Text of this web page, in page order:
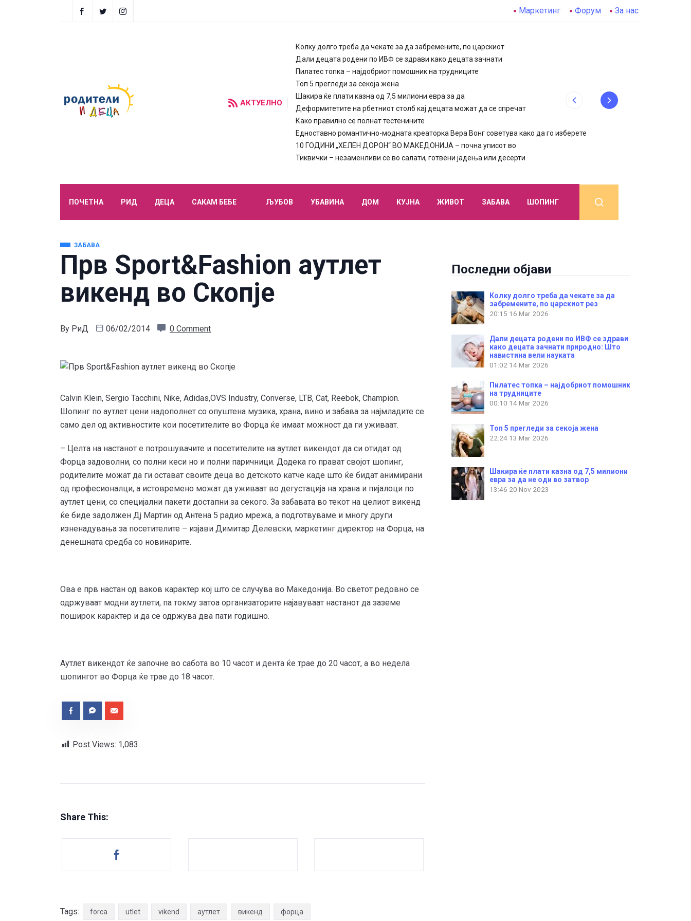
Маркетинг Форум За нас
АКТУЕЛНО
Колку долго треба да чекате за да забремените, по царскиот
Дали децата родени по ИВФ се здрави како децата зачнати
Пилатес топка – најдобриот помошник на трудниците
Топ 5 прегледи за секоја жена
Шакира ќе плати казна од 7,5 милиони евра за да
Деформитетите на рбетниот столб кај децата можат да се спречат
Како правилно се полнат тестенините
Едноставно романтично-модната креаторка Вера Вонг советува како да го изберете
10 ГОДИНИ „ХЕЛЕН ДОРОН“ ВО МАКЕДОНИЈА – почна уписот во
Тиквички – незаменливи се во салати, готвени јадења или десерти
ПОЧЕТНА РИД ДЕЦА САКАМ БЕБЕ ЉУБОВ УБАВИНА ДОМ КУЈНА ЖИВОТ ЗАБАВА ШОПИНГ
ЗАБАВА
Прв Sport&Fashion аутлет
викенд во Скопје
By РиД 06/02/2014 0 Comment
Calvin Klein, Sergio Tacchini, Nike, Adidas,OVS Industry, Converse, LTB, Cat, Reebok, Champion.
Шопинг по аутлет цени надополнет со опуштена музика, храна, вино и забава за најмладите се
само дел од активностите кои посетителите во Форца ќе имаат можност да ги уживаат.
– Целта на настанот е потрошувачите и посетителите на аутлет викендот да си отидат од
Форца задоволни, со полни кеси но и полни паричници. Додека го прават својот шопинг,
родителите можат да ги остават своите деца во детското катче каде што ќе бидат анимирани
од професионалци, а истовремено можат да уживаат во дегустација на храна и пијалоци по
аутлет цени, со специјални пакети достапни за секого. За забавата во текот на целиот викенд
ќе биде задолжен Дј Мартин од Антена 5 радио мрежа, а подготвуваме и многу други
изненадувања за посетителите – изјави Димитар Делевски, маркетинг директор на Форца, на
денешната средба со новинарите.
Ова е прв настан од ваков карактер кој што се случува во Македонија. Во светот редовно се
одржуваат модни аутлети, па токму затоа организаторите најавуваат настанот да заземе
поширок карактер и да се одржува два пати годишно.
Аутлет викендот ќе започне во сабота во 10 часот и дента ќе трае до 20 часот, а во недела
шопингот во Форца ќе трае до 18 часот.
Post Views: 1,083
Share This:
Tags: forca utlet vikend аутлет викенд форца
Последни објави
Колку долго треба да чекате за да
забремените, по царскиот рез
20:15 16 Mar 2026
Дали децата родени по ИВФ се здрави
како децата зачнати природно: Што
навистина вели науката
01:02 14 Mar 2026
Пилатес топка – најдобриот помошник
на трудниците
00:10 14 Mar 2026
Топ 5 прегледи за секоја жена
22:24 13 Mar 2026
Шакира ќе плати казна од 7,5 милиони
евра за да не оди во затвор
13:46 20 Nov 2023